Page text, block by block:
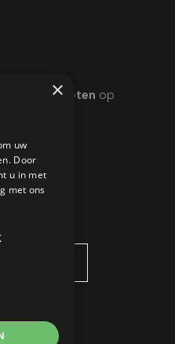
gesloten op
13u.
×
uw
Door
u in met
met ons